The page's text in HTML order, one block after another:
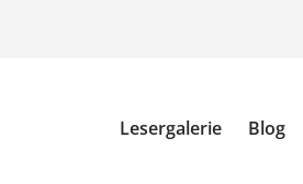
Lesergalerie Blog